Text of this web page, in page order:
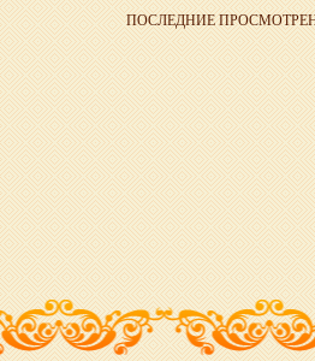
ПОСЛЕДНИЕ